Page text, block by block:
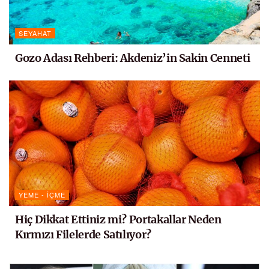
SEYAHAT
Gozo Adası Rehberi: Akdeniz’in Sakin Cenneti
YEME - İÇME
Hiç Dikkat Ettiniz mi? Portakallar Neden
Kırmızı Filelerde Satılıyor?